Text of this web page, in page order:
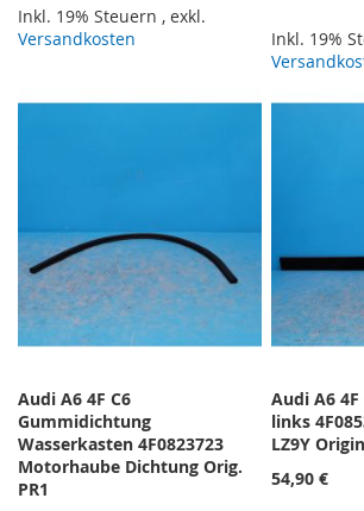
Inkl. 19% Steuern , exkl.
Versandkosten
Inkl. 19%
Audi A6 4F C6
Gummidichtung
Wasserkasten 4F0823723
Motorhaube Dichtung Orig.
PR1
Audi A6
links
LZ9Y
54,90 €